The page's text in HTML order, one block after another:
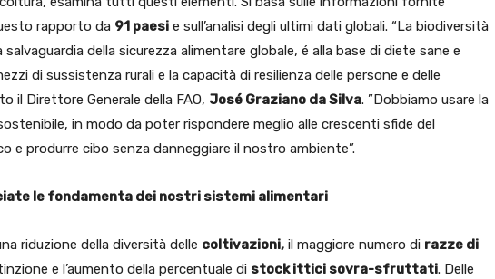
rapporto da 91 paesi e sull’analisi degli ultimi dati globali. “La biodiversità
della sicurezza alimentare globale, é alla base di diete sane e
di sussistenza rurali e la capacità di resilienza delle persone e delle
il Direttore Generale della FAO, José Graziano da Silva. ”Dobbiamo usare la
in modo da poter rispondere meglio alle crescenti sfide del
e produrre cibo senza danneggiare il nostro ambiente”.
le fondamenta dei nostri sistemi alimentari
riduzione della diversità delle coltivazioni, il maggiore numero di razze di
e l’aumento della percentuale di stock ittici sovra-sfruttati. Delle